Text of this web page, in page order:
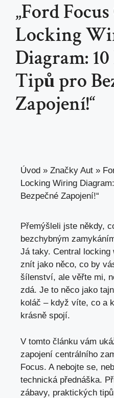
„Ford
Locking
Diagram:
Tipů pro
Zapojení!“
Úvod » Značky Aut »
Locking Wiring
Bezpečné Zapojení!“
Přemýšleli jste někdy,
bezchybným
Já taky. Central locking
znít jako něco, co by
šílenství, ale věřte mi,
zdá. Je to něco jako
koláč – když víte, co a
krásně spojí.
V tomto článku vám
zapojení centrálního
Focus. A nebojte se,
technická přednáška.
zábavy, praktických